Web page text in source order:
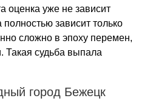
оценка уже не зависит
зависит только
сложно в эпоху перемен,
Такая судьба выпала
город Бежецк